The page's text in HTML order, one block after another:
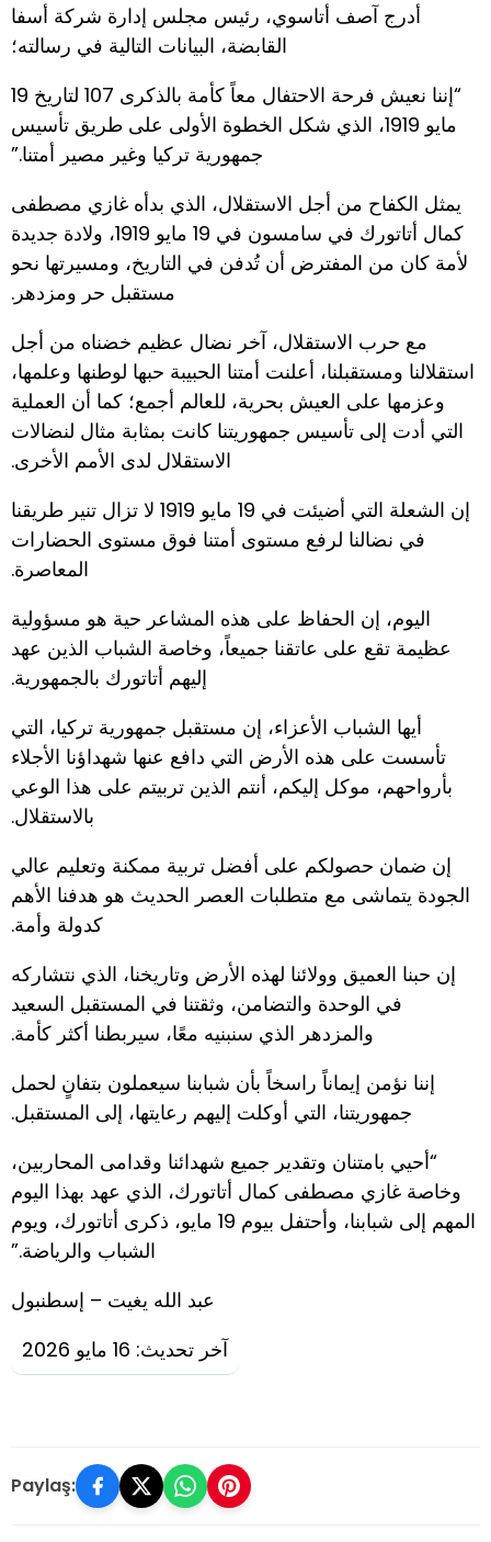
أدرج آصف أتاسوي، رئيس مجلس إدارة شركة أسفا
القابضة، البيانات التالية في رسالته؛
“إننا نعيش فرحة الاحتفال معاً كأمة بالذكرى 107 لتاريخ 19
مايو 1919، الذي شكل الخطوة الأولى على طريق تأسيس
جمهورية تركيا وغير مصير أمتنا.”
يمثل الكفاح من أجل الاستقلال، الذي بدأه غازي مصطفى
كمال أتاتورك في سامسون في 19 مايو 1919، ولادة جديدة
لأمة كان من المفترض أن تُدفن في التاريخ، ومسيرتها نحو
مستقبل حر ومزدهر.
مع حرب الاستقلال، آخر نضال عظيم خضناه من أجل
استقلالنا ومستقبلنا، أعلنت أمتنا الحبيبة حبها لوطنها وعلمها،
وعزمها على العيش بحرية، للعالم أجمع؛ كما أن العملية
التي أدت إلى تأسيس جمهوريتنا كانت بمثابة مثال لنضالات
الاستقلال لدى الأمم الأخرى.
إن الشعلة التي أضيئت في 19 مايو 1919 لا تزال تنير طريقنا
في نضالنا لرفع مستوى أمتنا فوق مستوى الحضارات
المعاصرة.
اليوم، إن الحفاظ على هذه المشاعر حية هو مسؤولية
عظيمة تقع على عاتقنا جميعاً، وخاصة الشباب الذين عهد
إليهم أتاتورك بالجمهورية.
أيها الشباب الأعزاء، إن مستقبل جمهورية تركيا، التي
تأسست على هذه الأرض التي دافع عنها شهداؤنا الأجلاء
بأرواحهم، موكل إليكم، أنتم الذين تربيتم على هذا الوعي
بالاستقلال.
إن ضمان حصولكم على أفضل تربية ممكنة وتعليم عالي
الجودة يتماشى مع متطلبات العصر الحديث هو هدفنا الأهم
كدولة وأمة.
إن حبنا العميق وولائنا لهذه الأرض وتاريخنا، الذي نتشاركه
في الوحدة والتضامن، وثقتنا في المستقبل السعيد
والمزدهر الذي سنبنيه معًا، سيربطنا أكثر كأمة.
إننا نؤمن إيماناً راسخاً بأن شبابنا سيعملون بتفانٍ لحمل
جمهوريتنا، التي أوكلت إليهم رعايتها، إلى المستقبل.
“أحيي بامتنان وتقدير جميع شهدائنا وقدامى المحاربين،
وخاصة غازي مصطفى كمال أتاتورك، الذي عهد بهذا اليوم
المهم إلى شبابنا، وأحتفل بيوم 19 مايو، ذكرى أتاتورك، ويوم
الشباب والرياضة.”
عبد الله يغيت – إسطنبول
آخر تحديث: 16 مايو 2026
Paylaş: